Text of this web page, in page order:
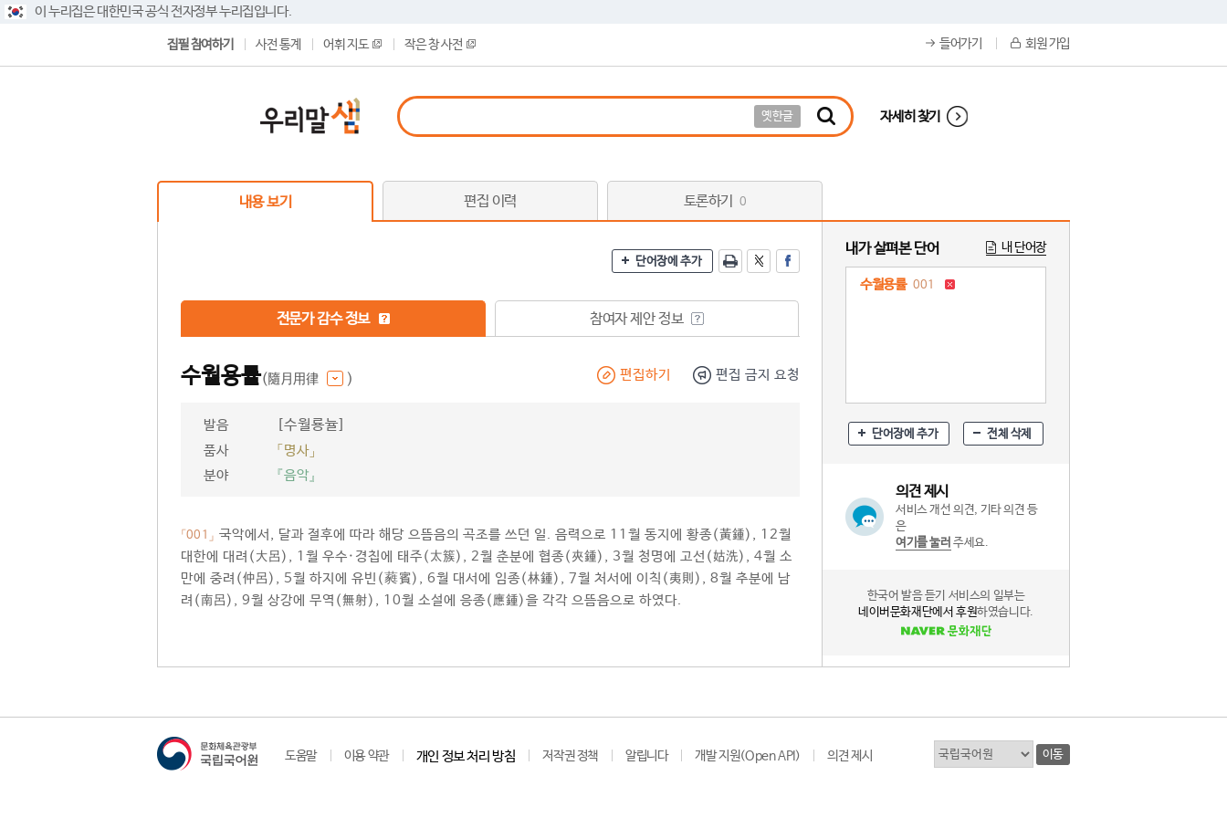
이 누리집은 대한민국 공식 전자정부 누리집입니다.
집필 참여하기 사전 통계 어휘 지도 작은 창 사전 들어가기 회원 가입
옛한글 자세히 찾기
내용 보기 편집 이력 토론하기 0
단어장에 추가
전문가 감수 정보 참여자 제안 정보
수월용률(隨月用律 ) 편집하기 편집 금지 요청
발음 [수월룡뉼]
품사
「명사」
분야
『음악』
「001」 국악에서, 달과 절후에 따라 해당 으뜸음의 곡조를 쓰던 일. 음력으로 11월 동지에 황종(黃鍾), 12월
대한에 대려(大呂), 1월 우수·경칩에 태주(太簇), 2월 춘분에 협종(夾鍾), 3월 청명에 고선(姑洗), 4월 소
만에 중려(仲呂), 5월 하지에 유빈(蕤賓), 6월 대서에 임종(林鍾), 7월 처서에 이칙(夷則), 8월 추분에 남
려(南呂), 9월 상강에 무역(無射), 10월 소설에 응종(應鍾)을 각각 으뜸음으로 하였다.
내가 살펴본 단어 내 단어장
수월용률 001
단어장에 추가 전체 삭제
의견 제시
서비스 개선 의견, 기타 의견 등
은
여기를 눌러 주세요.
한국어 발음 듣기 서비스의 일부는
네이버문화재단에서 후원하였습니다.
도움말 이용 약관 개인 정보 처리 방침 저작권 정책 알립니다 개발 지원(Open API) 의견 제시 이동